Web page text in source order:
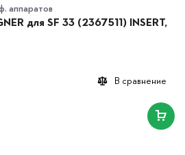
аппаратов
для SF 33 (2367511) INSERT,
В сравнение